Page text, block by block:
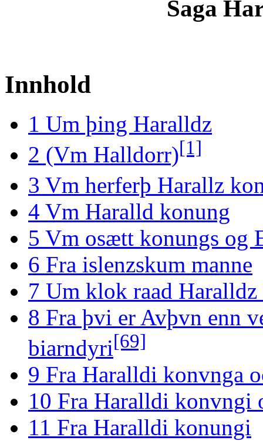
Saga
Innhold
1 Um þing Haralldz
2 (Vm Halldorr)[1]
3 Vm herferþ Harallz
4 Vm Haralld konung
5 Vm osætt konungs og
6 Fra islenzskum manne
7 Um klok raad Haralldz
8 Fra þvi er Avþvn enn
biarndyri[69]
9 Fra Haralldi konvnga
10 Fra Haralldi konvngi
11 Fra Haralldi konungi